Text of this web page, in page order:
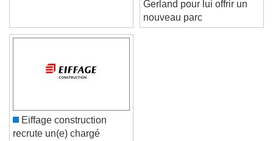
Close Modal Dialog
End of dialog window.
Gerland pour lui offrir un
nouveau parc
Eiffage construction
recrute un(e) chargé